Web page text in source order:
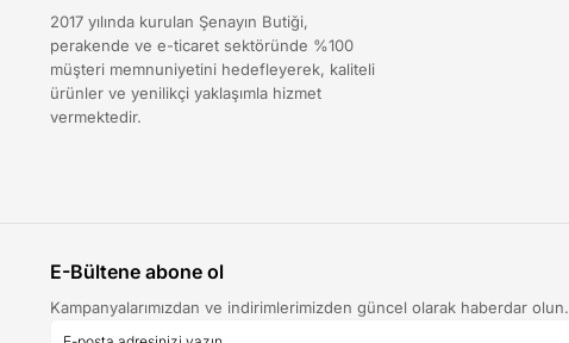
2017 yılında kurulan Şenayın Butiği,
perakende ve e-ticaret sektöründe %100
müşteri memnuniyetini hedefleyerek, kaliteli
ürünler ve yenilikçi yaklaşımla hizmet
vermektedir.
E-Bültene abone ol
Kampanyalarımızdan ve indirimlerimizden güncel olarak haberdar olun.